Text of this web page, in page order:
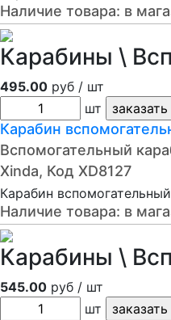
Наличие товара: в
Карабины \
495.00 руб / шт
шт
Карабин
Вспомогательный
Xinda, Код XD8127
Карабин
Наличие товара: в
Карабины \
545.00 руб / шт
шт